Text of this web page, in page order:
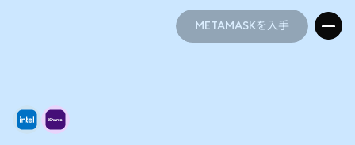
METAMASKを入手